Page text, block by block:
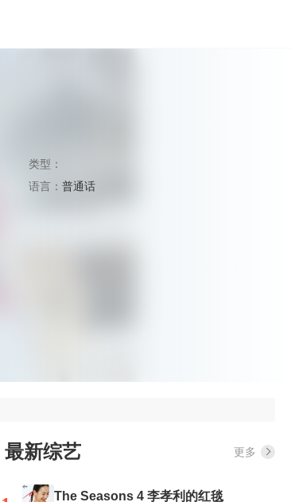
类型：
语言：普通话
最新综艺 更多
The Seasons 4 李孝利的红毯